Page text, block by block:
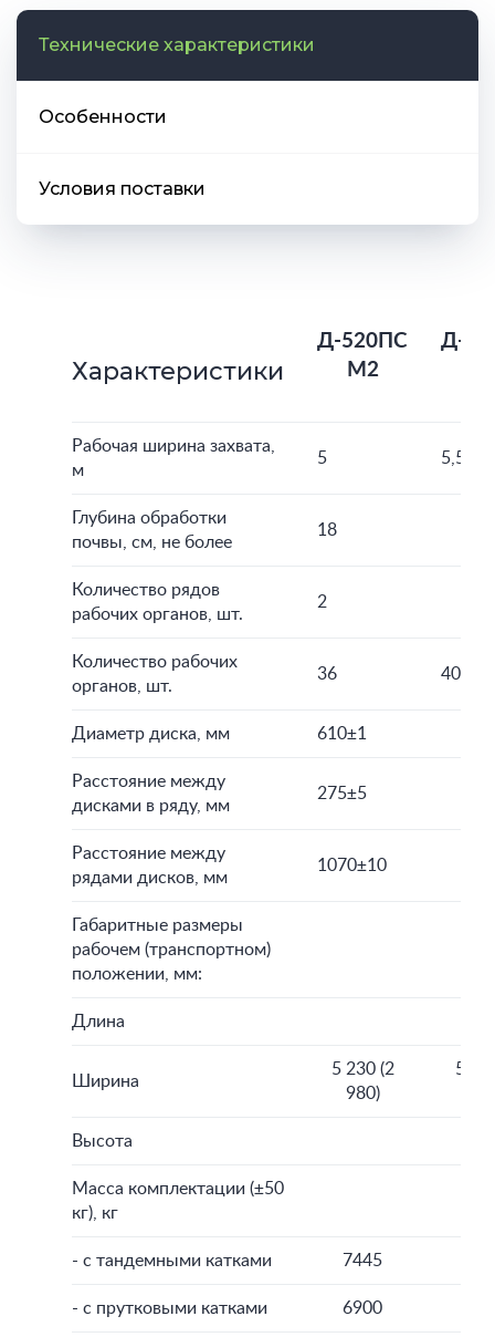
Технические характеристики
Особенности
Условия поставки
Характеристики
Д-520ПС
М2
Д-
Рабочая ширина захвата,
м
5 5,5
Глубина обработки
почвы, см, не более
18
Количество рядов
рабочих органов, шт.
2
Количество рабочих
органов, шт.
36 40
Диаметр диска, мм 610±1
Расстояние между
дисками в ряду, мм
275±5
Расстояние между
рядами дисков, мм
1070±10
Габаритные размеры
рабочем (транспортном)
положении, мм:
Длина
Ширина
5 230 (2
980)
5
Высота
Масса комплектации (±50
кг), кг
- с тандемными катками 7445
- с прутковыми катками 6900